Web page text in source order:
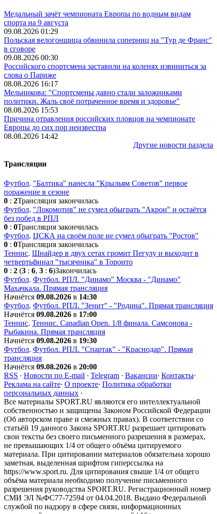
Медальный зачёт чемпионата Европы по водным видам
спорта на 9 августа
09.08.2026 01:29
Польская велогонщица обвинила соперниц на "Тур де Франс"
в сговоре
09.08.2026 00:30
Российского спортсмена заставили на коленях извиниться за
слова о Париже
08.08.2026 16:17
Мельникова: "Спортсмены давно стали заложниками
политики. Жаль своё потраченное время и здоровье"
08.08.2026 15:53
Причина отравления российских пловцов на чемпионате
Европы до сих пор неизвестна
08.08.2026 14:42
Другие новости раздела
Трансляции
Футбол. "Балтика" нанесла "Крыльям Советов" первое
поражение в сезоне
0 : 2Трансляция закончилась
Футбол. "Локомотив" не сумел обыграть "Акрон" и остаётся
без побед в РПЛ
0 : 0Трансляция закончилась
Футбол. ЦСКА на своём поле не сумел обыграть "Ростов"
0 : 0Трансляция закончилась
Теннис. Шнайдер в двух сетах громит Пегулу и выходит в
четвертьфинал "тысячника" в Торонто
0 : 2 (3 : 6, 3 : 6)Закончилась
Футбол. Футбол. РПЛ. "Динамо" Москва - "Динамо"
Махачкала. Прямая трансляция
Начнётся 09.08.2026 в 14:30
Футбол. Футбол. РПЛ. "Зенит" - "Родина". Прямая трансляция
Начнётся 09.08.2026 в 17:00
Теннис. Теннис. Сanadian Open. 1/8 финала. Самсонова -
Рыбакина. Прямая трансляция
Начнётся 09.08.2026 в 19:30
Футбол. Футбол. РПЛ. "Спартак" - "Краснодар". Прямая
трансляция
Начнётся 09.08.2026 в 20:00
RSS · Новости по E-mail · Telegram · Вакансии· Контакты·
Реклама на сайте· О проекте· Политика обработки
персональных данных ·
Все материалы SPORT.RU являются его интеллектуальной
собственностью и защищены Законом Российской Федерации
(Об авторском праве и смежных правах). В соответствии со
статьёй 19 данного Закона SPORT.RU разрешает цитировать
свои тексты без своего письменного разрешения в размерах,
не превышающих 1/4 от общего объёма цитируемого
материала. При цитировании материалов обязательна хорошо
заметная, выделенная шрифтом гиперссылка на
https://www.sport.ru. Для цитирования свыше 1/4 от общего
объёма материала необходимо получение письменного
разрешения руководства SPORT.RU. Регистрационный номер
СМИ ЭЛ №ФС77-72594 от 04.04.2018. Выдано Федеральной
службой по надзору в сфере связи, информационных